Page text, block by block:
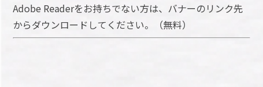
Adobe Readerをお持ちでない方は、バナーのリンク先
からダウンロードしてください。（無料）